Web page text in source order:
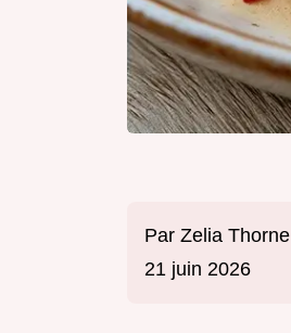
Par Zelia Thorne
21 juin 2026